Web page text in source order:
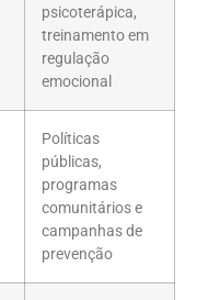
psicoterápica,
treinamento em
regulação
emocional
Políticas
públicas,
programas
comunitários e
campanhas de
prevenção